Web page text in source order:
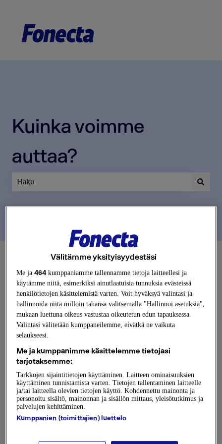
Kuinka voimme
auttaa?
9. toukokuuta 2026
Miten Fonecta-konsernin
muutokset vaikuttavat
palveluiden hallintaan?
Fonecta-konserni selkeytti
toimintaansa ja järjesti palvelunsa
kolmen eri liiketoiminta-alueen ja
brändin alle.
Välitämme yksityisyydestäsi
Me ja464 kumppaniamme tallennamme tietoja laitteellesi ja
käytämme niitä, esimerkiksi ainutlaatuisia tunnuksia evästeissä
henkilötietojen käsittelemistä varten. Voit hyväksyä valintasi ja
hallinnoida niitä milloin tahansa valitsemalla "Hallinnoi asetuksia",
mukaan luettuna oikeus vastustaa oikeutetun edun tapauksessa.
Valintasi välitetään kumppaneilemme, eivätkä ne vaikuta
selaukseesi.
Me ja kumppanimme käsittelemme tietojasi
tarjotaksemme:
Tarkkojen sijaintitietojen käyttäminen. Laitteen ominaisuuksien
käyttäminen tunnistamista varten. Tietojen tallentaminen laitteelle
ja/tai laitteella olevien tietojen käyttö. Kohdennettu mainonta ja
personoitu sisältö, mainonnan ja sisällön mittaus, yleisötutkimus ja
palvelujen kehittäminen.
Kumppanien (toimittajien) luettelo